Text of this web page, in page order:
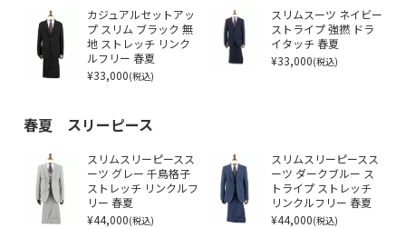
カジュアルセットアッ
プ スリム ブラック 無
地 ストレッチ リンク
ルフリー 春夏
¥33,000(税込)
スリムスーツ ネイビー
ストライプ 強撚 ドラ
イタッチ 春夏
¥33,000(税込)
春夏 スリーピース
スリムスリーピースス
ーツ グレー 千鳥格子
ストレッチ リンクルフ
リー 春夏
¥44,000(税込)
スリムスリーピースス
ーツ ダークブルー ス
トライプ ストレッチ
リンクルフリー 春夏
¥44,000(税込)